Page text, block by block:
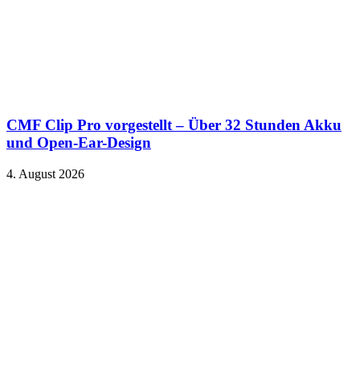
CMF Clip Pro vorgestellt – Über 32 Stunden Akku
und Open-Ear-Design
4. August 2026